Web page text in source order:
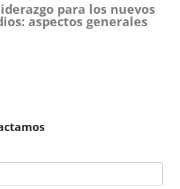
para los nuevos
aspectos generales